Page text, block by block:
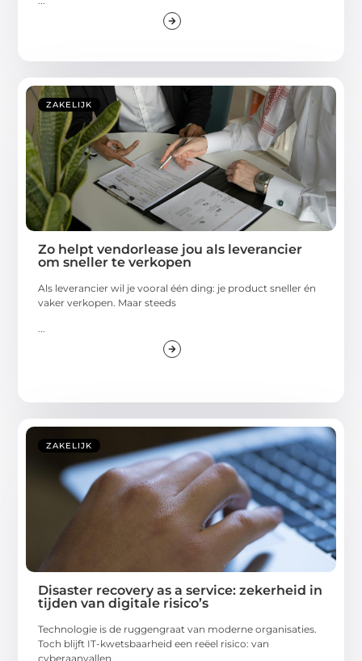
ZAKELIJK
Zo helpt vendorlease jou als leverancier
om sneller te verkopen
Als leverancier wil je vooral één ding: je product sneller én
vaker verkopen. Maar steeds
...
ZAKELIJK
Disaster recovery as a service: zekerheid in
tijden van digitale risico’s
Technologie is de ruggengraat van moderne organisaties.
Toch blijft IT-kwetsbaarheid een reëel risico: van
cyberaanvallen